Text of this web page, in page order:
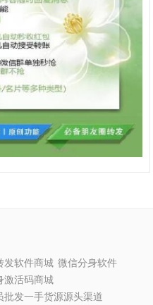
发软件商城 微信分身软件
激活码商城
批发一手货源源头渠道